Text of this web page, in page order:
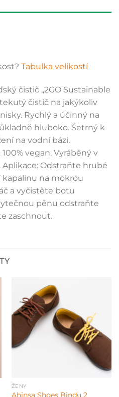
Tabulka velikostí
čistič „2GO Sustainable
čistič na jakýkoliv
Rychlý a účinný na
hluboko. Šetrný k
na vodní bázi.
vegan. Vyráběný v
Aplikace: Odstraňte hrubé
kapalinu na mokrou
a vyčistěte botu
pěnu odstraňte
zaschnout.
ŽENY
Ahinsa Shoes Bindu 2